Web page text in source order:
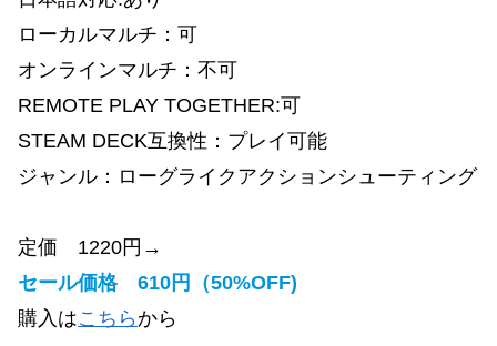
ローカルマルチ：可
オンラインマルチ：不可
REMOTE PLAY TOGETHER:可
STEAM DECK互換性：プレイ可能
ジャンル：ローグライクアクションシューティング
定価 1220円→
セール価格 610円（50%OFF)
購入はこちらから